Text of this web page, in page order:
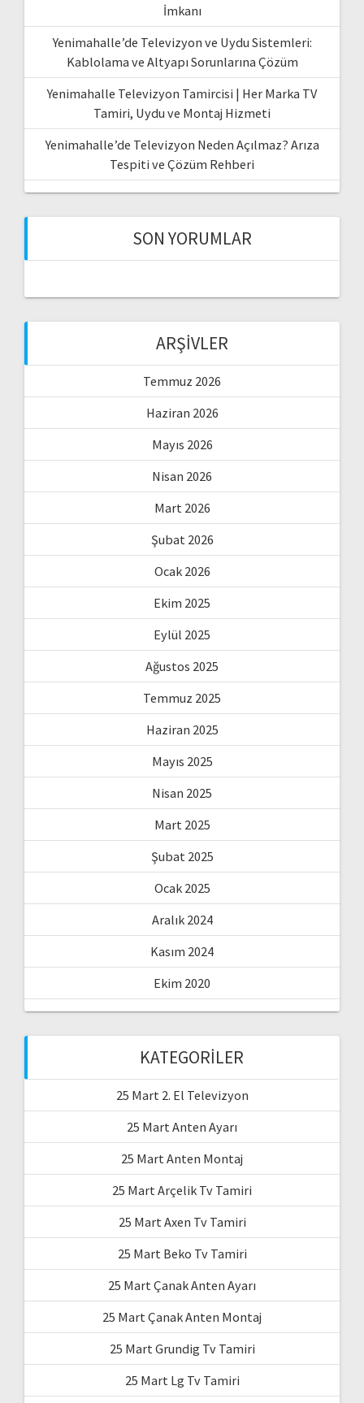
İmkanı
Yenimahalle’de Televizyon ve Uydu Sistemleri:
Kablolama ve Altyapı Sorunlarına Çözüm
Yenimahalle Televizyon Tamircisi | Her Marka TV
Tamiri, Uydu ve Montaj Hizmeti
Yenimahalle’de Televizyon Neden Açılmaz? Arıza
Tespiti ve Çözüm Rehberi
SON YORUMLAR
ARŞIVLER
Temmuz 2026
Haziran 2026
Mayıs 2026
Nisan 2026
Mart 2026
Şubat 2026
Ocak 2026
Ekim 2025
Eylül 2025
Ağustos 2025
Temmuz 2025
Haziran 2025
Mayıs 2025
Nisan 2025
Mart 2025
Şubat 2025
Ocak 2025
Aralık 2024
Kasım 2024
Ekim 2020
KATEGORILER
25 Mart 2. El Televizyon
25 Mart Anten Ayarı
25 Mart Anten Montaj
25 Mart Arçelik Tv Tamiri
25 Mart Axen Tv Tamiri
25 Mart Beko Tv Tamiri
25 Mart Çanak Anten Ayarı
25 Mart Çanak Anten Montaj
25 Mart Grundig Tv Tamiri
25 Mart Lg Tv Tamiri